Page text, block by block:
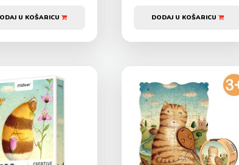
U KOŠARICU DODAJ U KOŠARICU